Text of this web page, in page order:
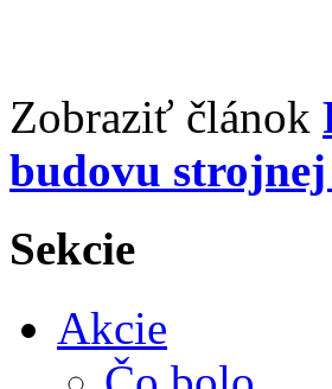
Zobraziť článok
budovu
Sekcie
Akcie